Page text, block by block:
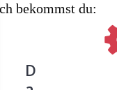
bekommst du:
D